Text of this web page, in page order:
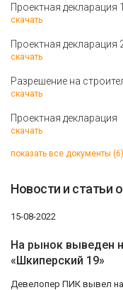
Проектная декларация
скачать
Проектная декларация
скачать
Разрешение на
скачать
Проектная декларация
скачать
показать все документы (6)
Новости и статьи
15-08-2022
На рынок выведен
«Шкиперский 19»
Девелопер ПИК вывел